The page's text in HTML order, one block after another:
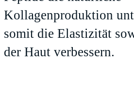
Kollagenproduktion
somit die Elastizität
der Haut verbessern.